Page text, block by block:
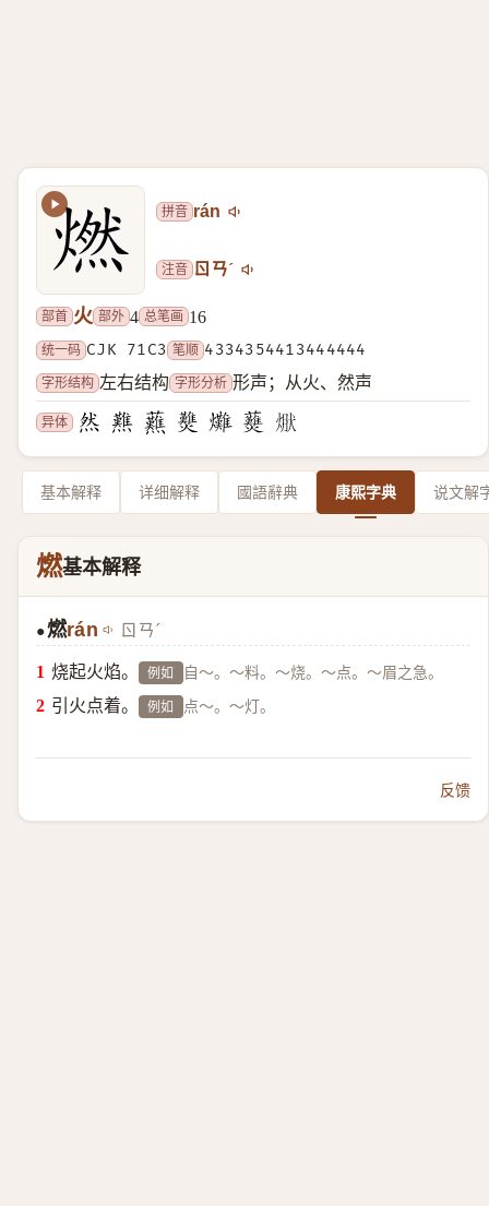
拼音 rán
注音 ㄖㄢˊ
部首 火 部外 4 总笔画 16
统一码 CJK 71C3 笔顺 4334354413444444
字形结构 左右结构 字形分析 形声；从火、然声
异体
基本解释 详细解释 國語辭典 康熙字典 说文解
燃基本解释
●燃rán ㄖㄢˊ
烧起火焰。 例如 自～。～料。～烧。～点。～眉之急。
引火点着。 例如 点～。～灯。
反馈